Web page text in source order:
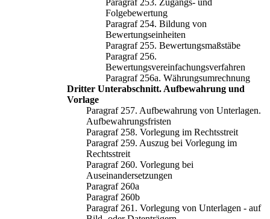
Paragraf 253. Zugangs- und
Folgebewertung
Paragraf 254. Bildung von
Bewertungseinheiten
Paragraf 255. Bewertungsmaßstäbe
Paragraf 256.
Bewertungsvereinfachungsverfahren
Paragraf 256a. Währungsumrechnung
Dritter Unterabschnitt. Aufbewahrung und
Vorlage
Paragraf 257. Aufbewahrung von Unterlagen.
Aufbewahrungsfristen
Paragraf 258. Vorlegung im Rechtsstreit
Paragraf 259. Auszug bei Vorlegung im
Rechtsstreit
Paragraf 260. Vorlegung bei
Auseinandersetzungen
Paragraf 260a
Paragraf 260b
Paragraf 261. Vorlegung von Unterlagen - auf